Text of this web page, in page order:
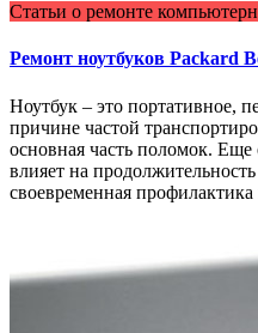
Статьи о ремонте
Ремонт ноутбуков Packard
Ноутбук – это портативное,
причине частой
основная часть поломок.
влияет на
своевременная профилактика